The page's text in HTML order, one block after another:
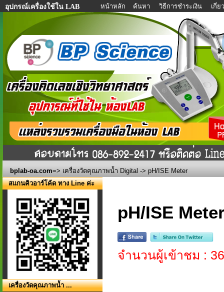
อุปกรณ์เครื่องใช้ใน LAB หน้าหลัก ค้นหา วิธีการชำระเงิน เกี่ย
bplab-oa.com=> เครื่องวัดคุณภาพน้ำ Digital -> pH/ISE Meter
สแกนคิวอาร์โค้ด ทาง Line ค่ะ
เครื่องวัดคุณภาพน้ำ ...
pH/ISE
จำนวนผู้เข้าชม :